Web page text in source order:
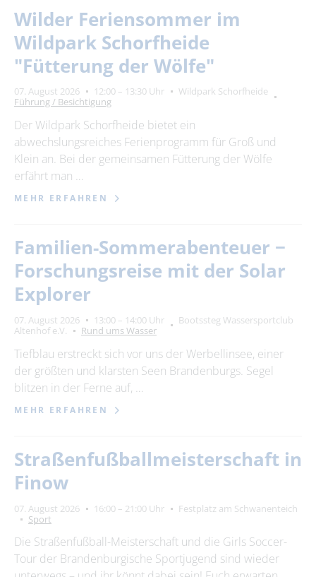
Wilder Feriensommer im
Wildpark Schorfheide
"Fütterung der Wölfe"
07. August 2026 12:00 – 13:30 Uhr
Wildpark Schorfheide
Führung / Besichtigung
Der Wildpark Schorfheide bietet ein
abwechslungsreiches Ferienprogramm für Groß und
Klein an. Bei der gemeinsamen Fütterung der Wölfe
erfährt man …
MEHR ERFAHREN
Familien-Sommerabenteuer −
Forschungsreise mit der Solar
Explorer
07. August 2026 13:00 – 14:00 Uhr
Bootssteg Wassersportclub
Altenhof e.V.
Rund ums Wasser
Tiefblau erstreckt sich vor uns der Werbellinsee, einer
der größten und klarsten Seen Brandenburgs. Segel
blitzen in der Ferne auf, …
MEHR ERFAHREN
Straßenfußballmeisterschaft in
Finow
07. August 2026 16:00 – 21:00 Uhr
Festplatz am Schwanenteich
Sport
Die Straßenfußball-Meisterschaft und die Girls Soccer-
Tour der Brandenburgische Sportjugend sind wieder